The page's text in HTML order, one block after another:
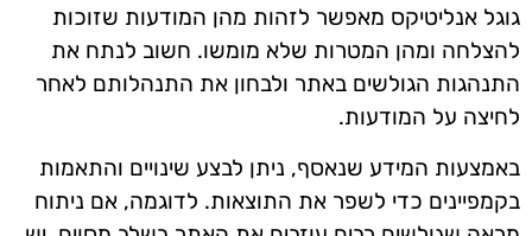
גוגל אנליטיקס מאפשר לזהות מהן המודעות שזוכות
להצלחה ומהן המטרות שלא מומשו. חשוב לנתח את
התנהגות הגולשים באתר ולבחון את התנהלותם לאחר
לחיצה על המודעות.
באמצעות המידע שנאסף, ניתן לבצע שינויים והתאמות
בקמפיינים כדי לשפר את התוצאות. לדוגמה, אם ניתוח